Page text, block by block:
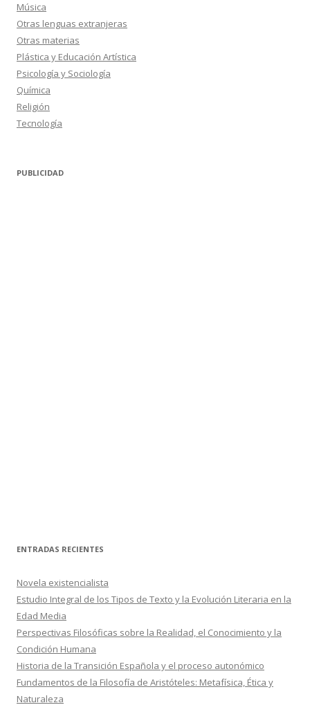
Música
Otras lenguas extranjeras
Otras materias
Plástica y Educación Artística
Psicología y Sociología
Química
Religión
Tecnología
PUBLICIDAD
ENTRADAS RECIENTES
Novela existencialista
Estudio Integral de los Tipos de Texto y la Evolución Literaria en la
Edad Media
Perspectivas Filosóficas sobre la Realidad, el Conocimiento y la
Condición Humana
Historia de la Transición Española y el proceso autonómico
Fundamentos de la Filosofía de Aristóteles: Metafísica, Ética y
Naturaleza